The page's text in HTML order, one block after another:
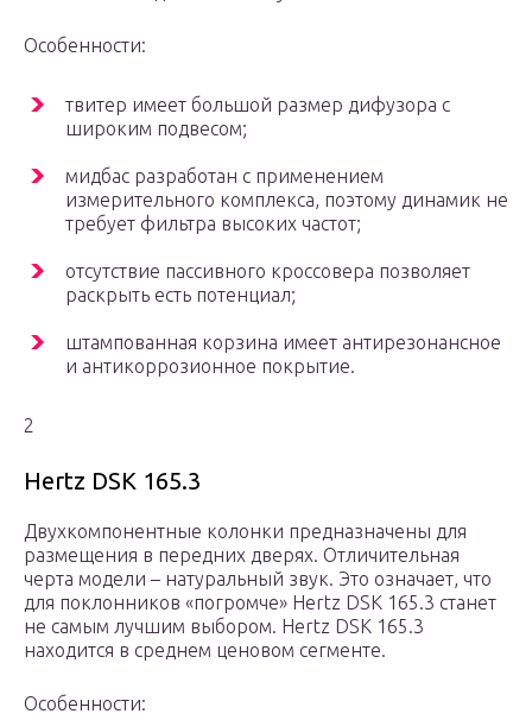
Особенности:
твитер имеет большой размер дифузора с
широким подвесом;
мидбас разработан с применением
измерительного комплекса, поэтому динамик не
требует фильтра высоких частот;
отсутствие пассивного кроссовера позволяет
раскрыть есть потенциал;
штампованная корзина имеет антирезонансное
и антикоррозионное покрытие.
2
Hertz DSK 165.3
Двухкомпонентные колонки предназначены для
размещения в передних дверях. Отличительная
черта модели – натуральный звук. Это означает, что
для поклонников «погромче» Hertz DSK 165.3 станет
не самым лучшим выбором. Hertz DSK 165.3
находится в среднем ценовом сегменте.
Особенности: